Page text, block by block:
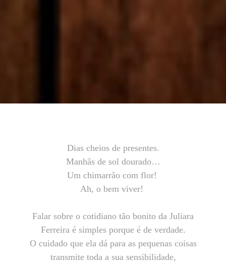
Dias cheios de presentes.
Manhãs de sol dourado…
Um chimarrão com flor!
Ah, o bem viver!
Falar sobre o cotidiano tão bonito da Juliara
Ferreira é simples porque é de verdade.
O cuidado que ela dá para as pequenas coisas
transmite toda a sua sensibilidade,